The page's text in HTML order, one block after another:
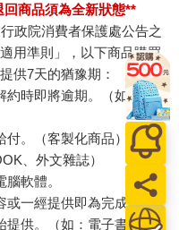
商品須為全新狀態**
政院消費者保護處公告之
用準則」，以下商品購買
供7天的猶豫期：
約時即將逾期。（如：生
。（客製化商品）
、外文雜誌）
軟體。
或一經提供即為完成之線
提供。（如：電子書、電